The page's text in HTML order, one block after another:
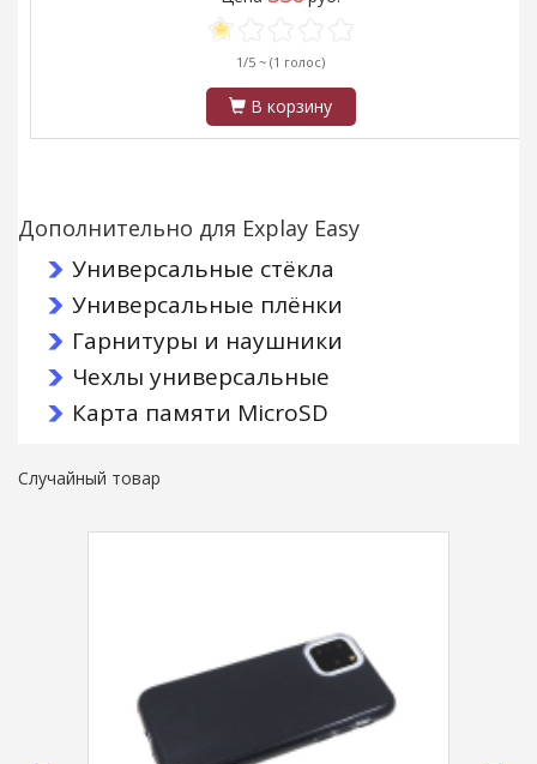
1/5 ~ (1 голос)
В корзину
Дополнительно для Explay Easy
Универсальные стёкла
Универсальные плёнки
Гарнитуры и наушники
Чехлы универсальные
Карта памяти MicroSD
Случайный товар